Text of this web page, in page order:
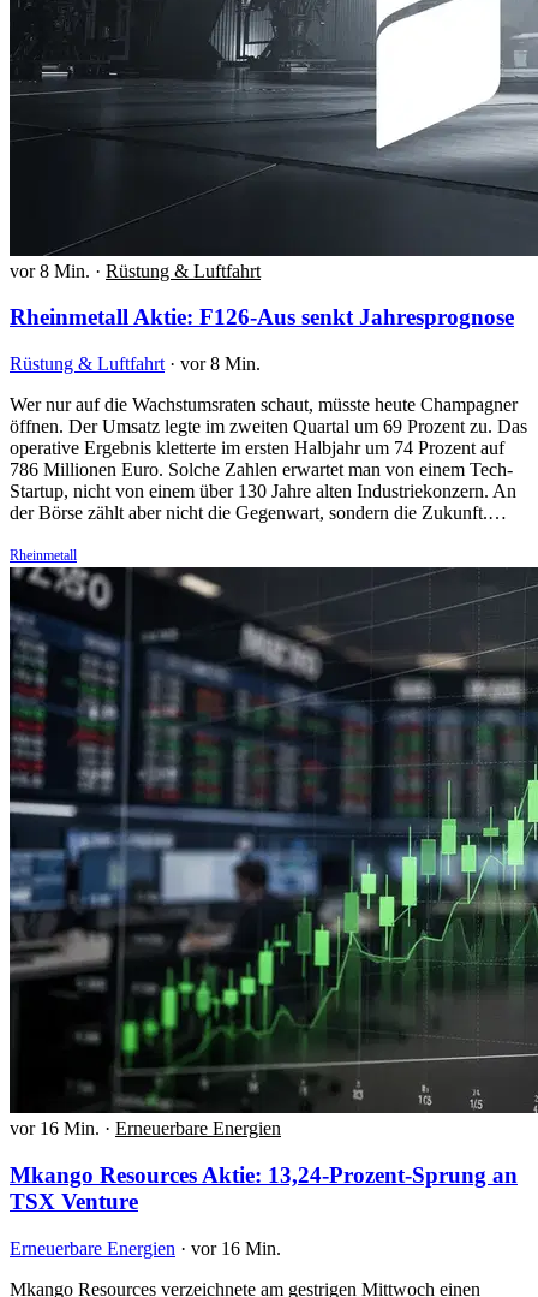
vor 8 Min. · Rüstung & Luftfahrt
Rheinmetall Aktie: F126-Aus senkt Jahresprognose
Rüstung & Luftfahrt · vor 8 Min.
Wer nur auf die Wachstumsraten schaut, müsste heute Champagner
öffnen. Der Umsatz legte im zweiten Quartal um 69 Prozent zu. Das
operative Ergebnis kletterte im ersten Halbjahr um 74 Prozent auf
786 Millionen Euro. Solche Zahlen erwartet man von einem Tech-
Startup, nicht von einem über 130 Jahre alten Industriekonzern. An
der Börse zählt aber nicht die Gegenwart, sondern die Zukunft.…
Rheinmetall
vor 16 Min. · Erneuerbare Energien
Mkango Resources Aktie: 13,24-Prozent-Sprung an
TSX Venture
Erneuerbare Energien · vor 16 Min.
Mkango Resources verzeichnete am gestrigen Mittwoch einen